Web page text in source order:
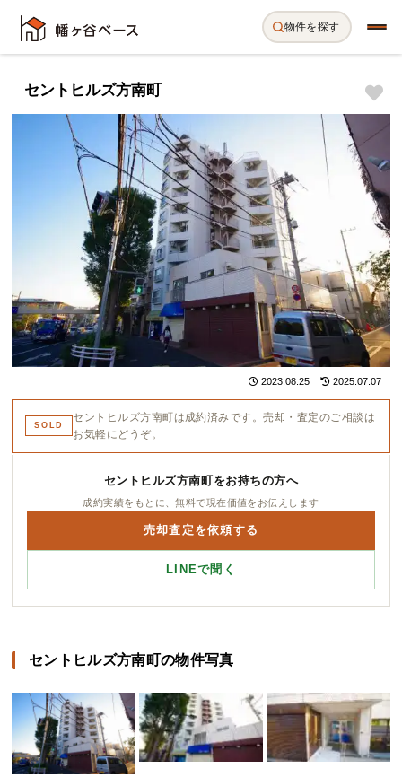
物件を探す
セントヒルズ方南町
2023.08.25 2025.07.07
SOLD
セントヒルズ方南町は成約済みです。売却・査定のご相談は
お気軽にどうぞ。
セントヒルズ方南町をお持ちの方へ
成約実績をもとに、無料で現在価値をお伝えします
売却査定を依頼する
LINEで聞く
セントヒルズ方南町の物件写真